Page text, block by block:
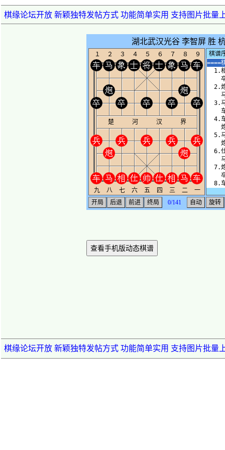
棋缘论坛开放 新颖独特发帖方式 功能简单实用 支持图片批量
查看手机版动态棋谱
棋缘论坛开放 新颖独特发帖方式 功能简单实用 支持图片批量